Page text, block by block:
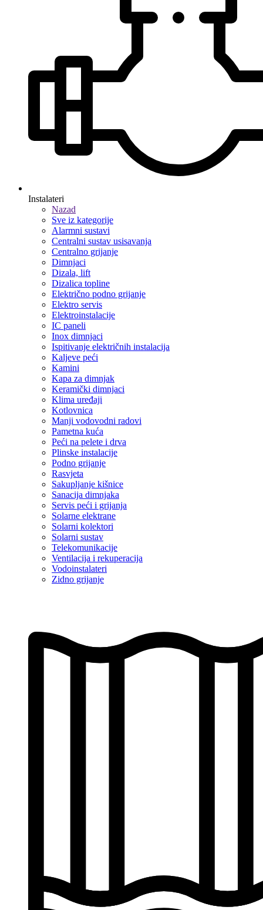
Instalateri
Nazad
Sve iz kategorije
Alarmni sustavi
Centralni sustav usisavanja
Centralno grijanje
Dimnjaci
Dizala, lift
Dizalica topline
Električno podno grijanje
Elektro servis
Elektroinstalacije
IC paneli
Inox dimnjaci
Ispitivanje električnih instalacija
Kaljeve peći
Kamini
Kapa za dimnjak
Keramički dimnjaci
Klima uređaji
Kotlovnica
Manji vodovodni radovi
Pametna kuća
Peći na pelete i drva
Plinske instalacije
Podno grijanje
Rasvjeta
Sakupljanje kišnice
Sanacija dimnjaka
Servis peći i grijanja
Solarne elektrane
Solarni kolektori
Solarni sustav
Telekomunikacije
Ventilacija i rekuperacija
Vodoinstalateri
Zidno grijanje